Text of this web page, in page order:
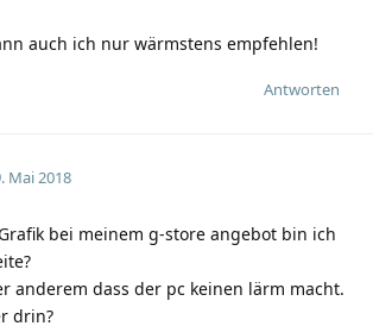
auch ich nur wärmstens empfehlen!
Antworten
Mai 2018
bei meinem g-store angebot bin ich
anderem dass der pc keinen lärm macht.
drin?